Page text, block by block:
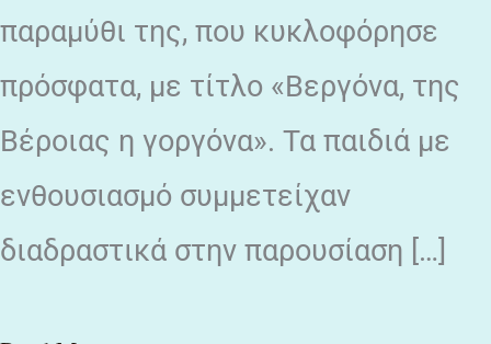
παραμύθι της, που κυκλοφόρησε
πρόσφατα, με τίτλο «Βεργόνα, της
Βέροιας η γοργόνα». Τα παιδιά με
ενθουσιασμό συμμετείχαν
διαδραστικά στην παρουσίαση […]